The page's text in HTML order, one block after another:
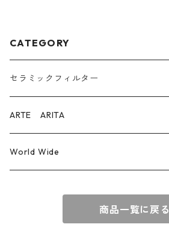
CATEGORY
セラミックフィルター
ARTE ARITA
World Wide
商品一覧に戻る